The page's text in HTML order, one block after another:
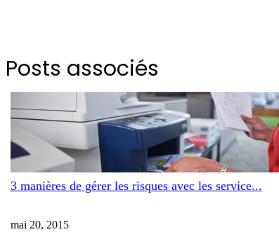
Posts associés
3 manières de gérer les risques avec les service...
mai 20, 2015